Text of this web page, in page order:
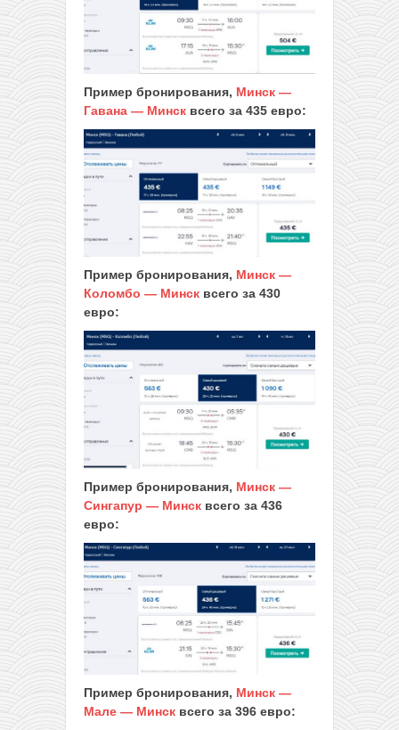
Пример бронирования, Минск —
Гавана — Минск всего за 435 евро:
Пример бронирования, Минск —
Коломбо — Минск всего за 430
евро:
Пример бронирования, Минск —
Сингапур — Минск всего за 436
евро:
Пример бронирования, Минск —
Мале — Минск всего за 396 евро: